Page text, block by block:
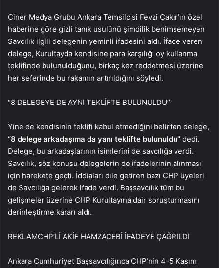
Ciner Medya Grubu Ankara Temsilcisi Fevzi Çakır’ın özel
haberine göre gizli tanık usulünü şimdilik benimsemeyen
Savcılık ilgili delegenin yeminli ifadesini aldı. İfade veren
delege, Kurultayda kendisine para karşılığı oy kullanma
teklifinde bulunulduğunu, birkaç kez reddetmesi üzerine
her seferinde bu rakamın artırıldığını söyledi.
“8 DELEGEYE DE AYNI TEKLİFTE BULUNULDU”
Yine de kendisinin teklifi kabul etmediğini belirten delege,
“8 delege arkadaşıma da yanı teklifte bulunuldu” dedi.
Delege, bu arkadaşlarının isimlerini de savcılığa verdi.
Savcılık, söz konusu delegelerin de ifadelerinin alınması
için harekete geçti. İddiaları dile getiren bazı CHP üyeleri
de Savcılığa gelerek ifade verdi. Başsavcılık tüm bu
gelişmeler üzerine CHP Kurultayına dair soruşturmasını
derinleştirme kararı aldı.
REKLAMCHP’Lİ AKİF HAMZAÇEBİ İFADEYE ÇAĞRILDI
Ankara Cumhuriyet Başsavcılığınca CHP’nin 4-5 Kasım